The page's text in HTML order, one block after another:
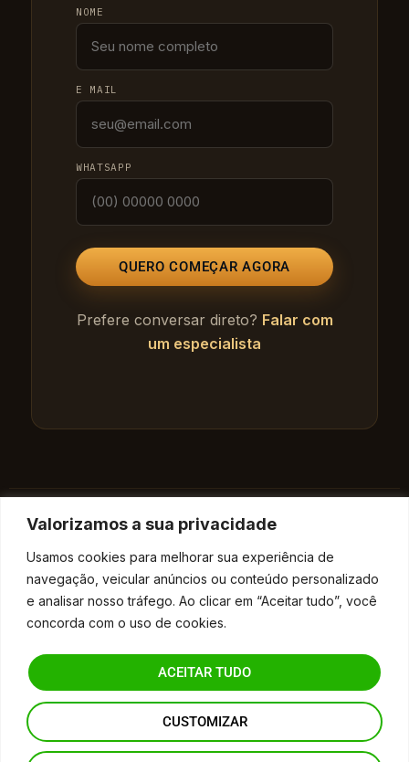
Valorizamos a sua privacidade
Usamos cookies para melhorar sua experiência de
navegação, veicular anúncios ou conteúdo personalizado
e analisar nosso tráfego. Ao clicar em “Aceitar tudo”, você
concorda com o uso de cookies.
CUSTOMIZAR
ACEITAR TUDO
NOME
E MAIL
WHATSAPP
QUERO COMEÇAR AGORA
Prefere conversar direto? Falar com
um especialista
Política de Privacidade
Categoria:Blog
Your blog category
Método mais rápido do Brasil